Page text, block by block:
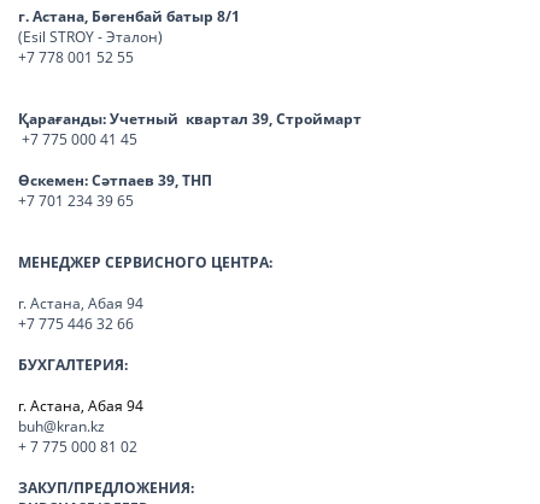
г. Астана, Бөгенбай батыр 8/1
(Esil STROY - Эталон)
+7 778 001 52 55
Қарағанды:Учетный квартал 39, Строймарт
+7 775 000 41 45
Өскемен:Сәтпаев 39, ТНП
+7 701 234 39 65
МЕНЕДЖЕР СЕРВИСНОГО ЦЕНТРА:
г. Астана, Абая 94
+7 775 446 32 66
БУХГАЛТЕРИЯ:
г. Астана, Абая 94
buh@kran.kz
+ 7 775 000 81 02
ЗАКУП/ПРЕДЛОЖЕНИЯ: